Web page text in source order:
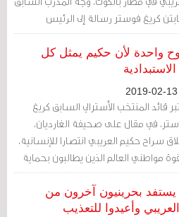
كريغ فوستر رسالة إلى الرئيس
العامة في الفيفا يذكرهما فيها بأنه
سياسة في مجال حقوق الإنسان.
واحدة لأن حكيم يمثل كل
قائد المنتخب الأسترالي السابق كريغ
في مقال على صحيفة الغارديان،
سراح حكيم العريبي انتصارا للإنسانية،
مواطني العالم الذين يطالبون بحماية
الإنسان
بحرينيون آخرون من
وأعيدوا للتعذيب